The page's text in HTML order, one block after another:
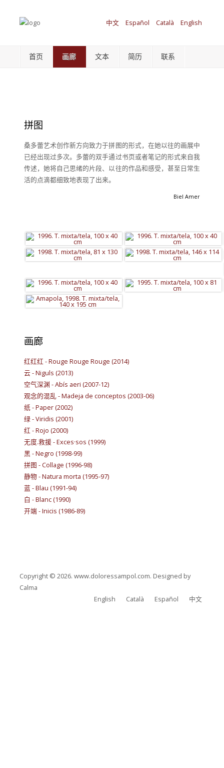
中文 Español Català English
首页 画廊 文本 简历 联系
拼图
桑多蕾艺术创作新方向致力于拼图的形式，在她以往的画展中
已经出现过多次。多蕾的双手通过书页或者笔记的形式来自我
传述，她将自己思绪的片段、以往的作品和感受，甚至日常生
活的点滴都细致地表现了出来。
Biel Amer
画廊
红红红 - Rouge Rouge Rouge (2014)
云 - Niguls (2013)
空气深渊 - Abís aeri (2007-12)
观念的混乱 - Madeja de conceptos (2003-06)
纸 - Paper (2002)
绿 - Viridis (2001)
红 - Rojo (2000)
无度.救援 - Exces·sos (1999)
黑 - Negro (1998-99)
拼图 - Collage (1996-98)
静物 - Natura morta (1995-97)
蓝 - Blau (1991-94)
白 - Blanc (1990)
开端 - Inicis (1986-89)
Copyright © 2026. www.doloressampol.com. Designed by
Calma
中文
Español
Català
English